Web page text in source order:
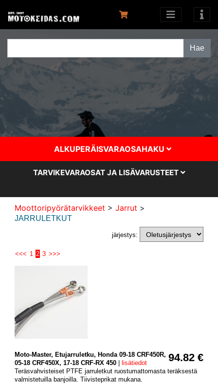
ALKUPERÄISVARAOSAHAKU
TARVIKEVARAOSAT JA LISÄVARUSTEET
Moottoripyörätarvikkeet > Jarrut >
JARRULETKUT
järjestys:
<<< 1 2 3 >>>
94.82 €
Moto-Master, Etujarruletku, Honda 09-18 CRF450R,
05-18 CRF450X, 17-18 CRF-RX 450
lisätiedot
Teräsvahvisteiset PTFE jarruletkut ruostumattomasta teräksestä
valmistetuilla banjoilla. Tiivisteprikat mukana.